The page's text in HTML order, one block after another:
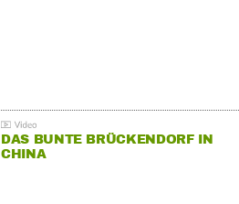
DAS BUNTE BRÜCKENDORF IN
CHINA